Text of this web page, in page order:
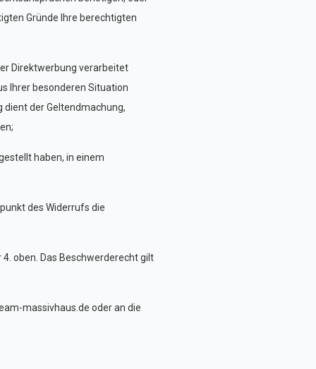
Gründe Ihre berechtigten
Direktwerbung verarbeitet
Ihrer besonderen Situation
dient der Geltendmachung,
haben, in einem
des Widerrufs die
oben. Das Beschwerderecht gilt
massivhaus.de oder an die